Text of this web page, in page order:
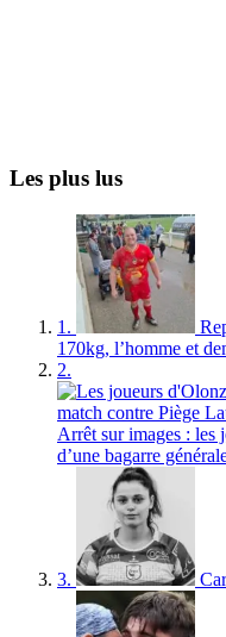
Les plus lus
1.
170kg, l’homme et
2.
Arrêt sur images : les
d’une bagarre
3.